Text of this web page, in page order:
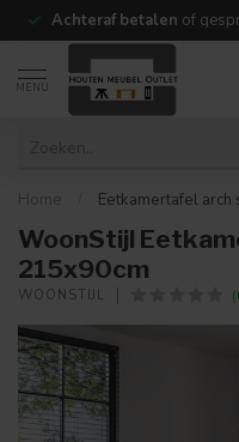
Achteraf betalen of
MENU
Home Eetkamertafel
WoonStijl
215x90cm
WOONSTIJL